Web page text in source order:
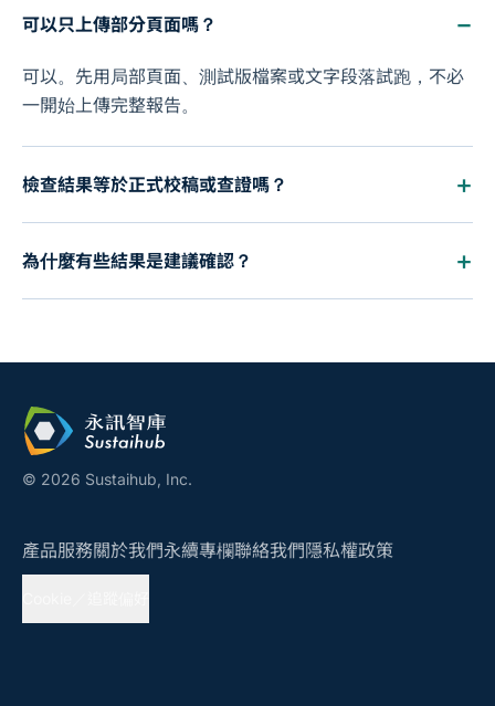
可以只上傳部分頁面嗎？
可以。先用局部頁面、測試版檔案或文字段落試跑，不必
一開始上傳完整報告。
檢查結果等於正式校稿或查證嗎？
為什麼有些結果是建議確認？
© 2026 Sustaihub, Inc.
產品服務關於我們永續專欄聯絡我們隱私權政策